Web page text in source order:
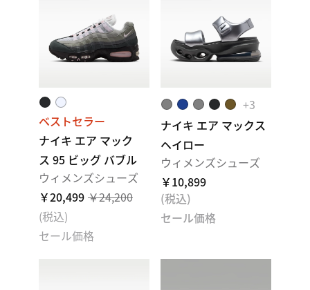
ベストセラー
ナイキ エア マック
ス 95 ビッグ バブル
ウィメンズシューズ
￥20,499 ￥24,200
(税込)
セール価格
+3
ナイキ エア マックス
ヘイロー
ウィメンズシューズ
￥10,899
(税込)
セール価格